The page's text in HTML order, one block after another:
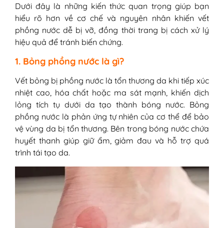
gì?
1. Thuốc sát khuẩn (Bước bắt buộc
trước khi bôi thuốc khác)
2. Thuốc bôi kháng khuẩn và hỗ trợ
3. Thuốc/gel thiên nhiên giúp làm dịu
da
VI - Các lưu ý quan trọng khi xử lý Vết
bỏng phồng nước bị vỡ
Dưới đây là những kiến thức quan trọng giúp bạn
hiểu rõ hơn về cơ chế và nguyên nhân khiến vết
phồng nước dễ bị vỡ, đồng thời trang bị cách xử lý
hiệu quả để tránh biến chứng.
1. Bỏng phồng nước là gì?
Vết bỏng bị phồng nước là tổn thương da khi tiếp xúc
nhiệt cao, hóa chất hoặc ma sát mạnh, khiến dịch
lỏng tích tụ dưới da tạo thành bóng nước. Bỏng
phồng nước là phản ứng tự nhiên của cơ thể để bảo
vệ vùng da bị tổn thương. Bên trong bóng nước chứa
huyết thanh giúp giữ ẩm, giảm đau và hỗ trợ quá
trình tái tạo da.